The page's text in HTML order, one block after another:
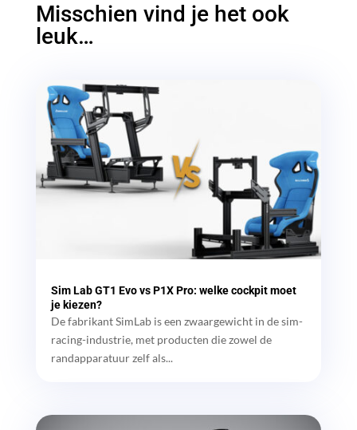
Misschien vind je het ook
leuk…
Sim Lab GT1 Evo vs P1X Pro: welke cockpit moet
je kiezen?
De fabrikant SimLab is een zwaargewicht in de sim-
racing-industrie, met producten die zowel de
randapparatuur zelf als...